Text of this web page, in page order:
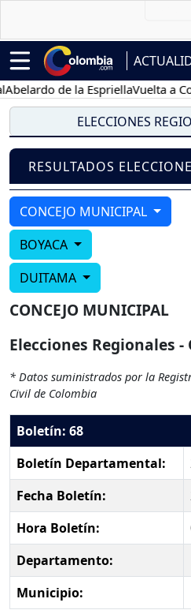
de la EspriellaVuelta a
ELECCIONES
RESULTADOS
CONCEJO MUNICIPAL
BOYACA
DUITAMA
CONCEJO MUNICIPAL
Elecciones Regionales -
* Datos suministrados por la
Civil de Colombia
Boletín: 68
Boletín Departamental:
Fecha Boletín:
Hora Boletín:
Departamento:
Municipio: